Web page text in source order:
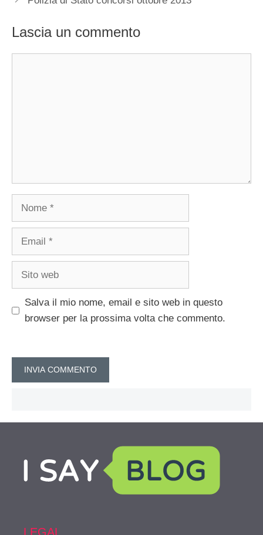
Lascia un commento
Nome
Email
Sito
Salva il mio nome, email e sito web in questo
browser per la prossima volta che commento.
LEGAL